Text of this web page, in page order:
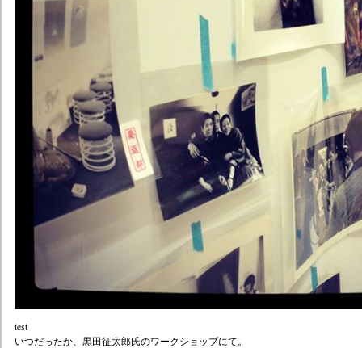
test
いつだったか、黒田征太郎氏のワークショップにて。